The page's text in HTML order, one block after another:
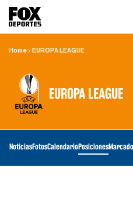
Home EUROPA LEAGUE
EUROPA LEAGUE
NoticiasFotosCalendarioPosiciones